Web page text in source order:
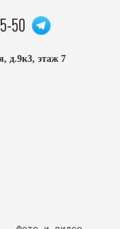
50
д.9к3, этаж 7